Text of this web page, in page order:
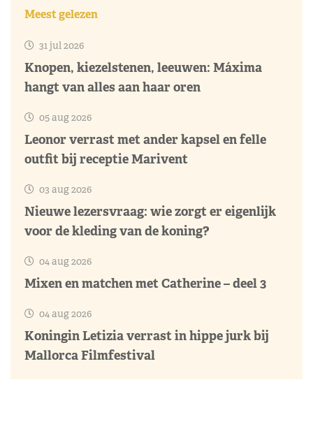
Meest gelezen
31 jul 2026
Knopen, kiezelstenen, leeuwen: Máxima
hangt van alles aan haar oren
05 aug 2026
Leonor verrast met ander kapsel en felle
outfit bij receptie Marivent
03 aug 2026
Nieuwe lezersvraag: wie zorgt er eigenlijk
voor de kleding van de koning?
04 aug 2026
Mixen en matchen met Catherine – deel 3
04 aug 2026
Koningin Letizia verrast in hippe jurk bij
Mallorca Filmfestival